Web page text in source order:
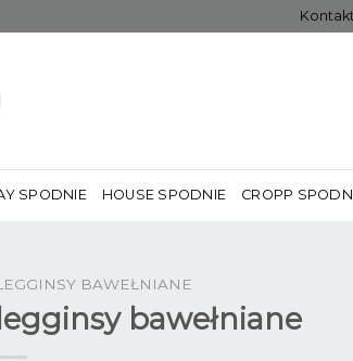
SPODNIE HOUSE SPODNIE CROPP
BAWEŁNIANE
legginsy bawełniane